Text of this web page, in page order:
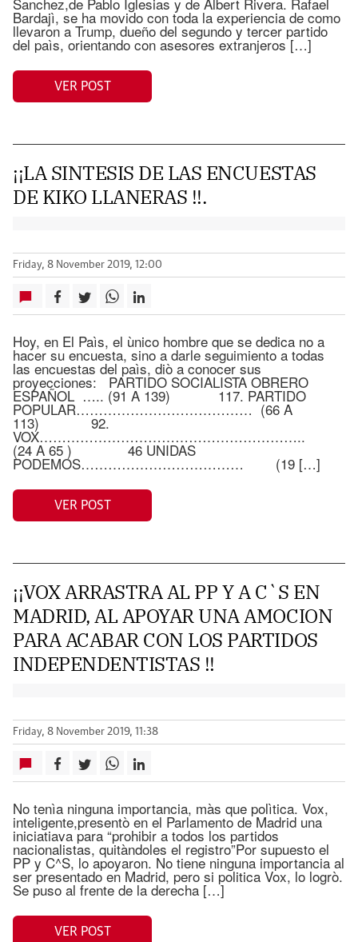
Bardajì, se ha movido con toda la experiencia de como
llevaron a Trump, dueño del segundo y tercer partido
del paìs, orientando con asesores extranjeros […]
VER POST
¡¡LA SINTESIS DE LAS ENCUESTAS
DE KIKO LLANERAS !!.
Friday, 8 November 2019, 12:00
Hoy, en El Paìs, el ùnico hombre que se dedica no a
hacer su encuesta, sino a darle seguimiento a todas
las encuestas del paìs, diò a conocer sus
proyecciones: PARTIDO SOCIALISTA OBRERO
ESPAÑOL ….. (91 A 139) 117. PARTIDO
POPULAR………………………………… (66 A
113) 92.
VOX…………………………………………………..
(24 A 65 ) 46 UNIDAS
PODEMOS……………………………… (19 […]
VER POST
¡¡VOX ARRASTRA AL PP Y A C`S EN
MADRID, AL APOYAR UNA AMOCION
PARA ACABAR CON LOS PARTIDOS
INDEPENDENTISTAS !!
Friday, 8 November 2019, 11:38
No tenìa ninguna importancia, màs que polìtica. Vox,
inteligente,presentò en el Parlamento de Madrid una
iniciatiava para “prohibir a todos los partidos
nacionalistas, quitàndoles el registro”Por supuesto el
PP y C^S, lo apoyaron. No tiene ninguna importancia al
ser presentado en Madrid, pero si politica Vox, lo logrò.
Se puso al frente de la derecha […]
VER POST